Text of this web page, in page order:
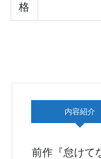
格
内容紹介
前作『怠けて